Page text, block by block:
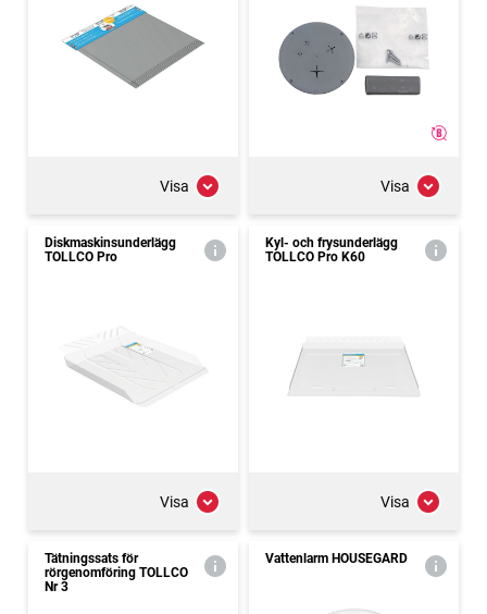
Visa Visa
Diskmaskinsunderlägg
TOLLCO Pro
Visa
Kyl- och frysunderlägg
TOLLCO Pro K60
Visa
Tätningssats för
rörgenomföring TOLLCO
Nr 3
Vattenlarm HOUSEGARD